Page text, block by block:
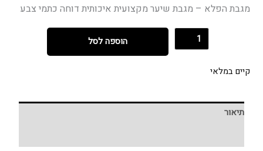
מגבת הפלא – מגבת שיער מקצועית איכותית דוחה כתמי צבע
הוספה לסל
קיים במלאי
תיאור